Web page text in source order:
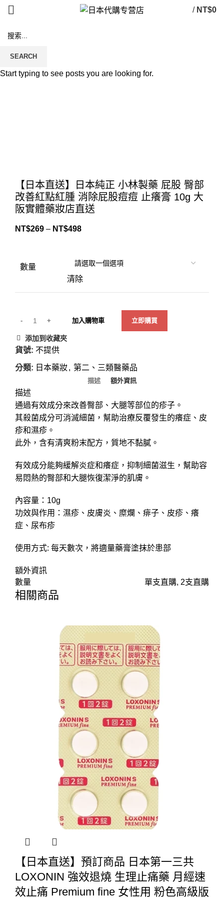
/ NT$0
【日本直送】日本純正 小林製藥 屁股 臀部
改善紅點紅腫 消除屁股痘痘 止癢膏 10g 大
阪實體藥妝店直送
NT$269 – NT$498
數量
清除
加入購物車 立即購買
添加到收藏夾
貨號: 不提供
分類: 日本藥妝, 第二、三類醫藥品
描述 額外資訊
描述
通過有效成分來改善臀部、大腿等部位的疹子。
其殺菌成分可消滅細菌，幫助治療反覆發生的癢症、皮
疹和濕疹。
此外，含有清爽粉末配方，質地不黏膩。
有效成分能夠緩解炎症和癢症，抑制細菌滋生，幫助容
易悶熱的臀部和大腿恢復潔淨的肌膚。
內容量：10g
功效與作用：濕疹、皮膚炎、糜爛、痱子、皮疹、癢
症、尿布疹
使用方式: 每天數次，將適量藥膏塗抹於患部
額外資訊
數量
單支直購, 2支直購
相關商品
【日本直送】預訂商品 日本第一三共
LOXONIN 強效退燒 生理止痛藥 月經速
效止痛 Premium fine 女性用 粉色高級版
SEARCH
Start typing to see posts you are looking for.